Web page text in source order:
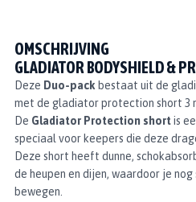
OMSCHRIJVING
GLADIATOR BODYSHIELD &
Deze Duo-pack bestaat uit de
met de gladiator protection short 3
De Gladiator Protection shortis
speciaal voor keepers die deze
Deze short heeft dunne,
de heupen en dijen, waardoor je
bewegen.